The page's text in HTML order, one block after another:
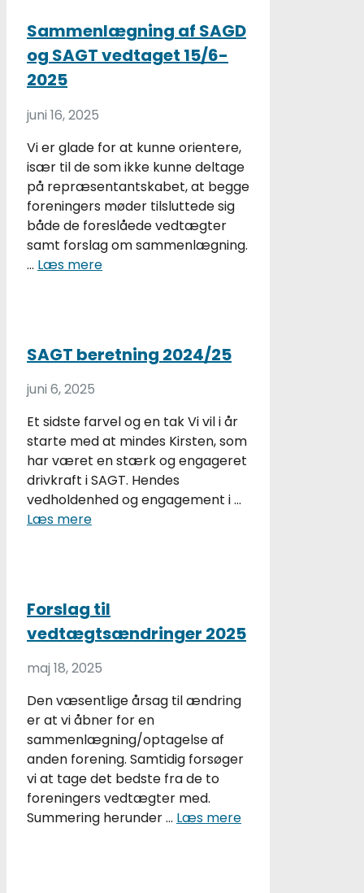
Sammenlægning af SAGD
og SAGT vedtaget 15/6-
2025
juni 16, 2025
Vi er glade for at kunne orientere,
især til de som ikke kunne deltage
på repræsentantskabet, at begge
foreningers møder tilsluttede sig
både de foreslåede vedtægter
samt forslag om sammenlægning.
… Læs mere
SAGT beretning 2024/25
juni 6, 2025
Et sidste farvel og en tak Vi vil i år
starte med at mindes Kirsten, som
har været en stærk og engageret
drivkraft i SAGT. Hendes
vedholdenhed og engagement i …
Læs mere
Forslag til
vedtægtsændringer 2025
maj 18, 2025
Den væsentlige årsag til ændring
er at vi åbner for en
sammenlægning/optagelse af
anden forening. Samtidig forsøger
vi at tage det bedste fra de to
foreningers vedtægter med.
Summering herunder … Læs mere